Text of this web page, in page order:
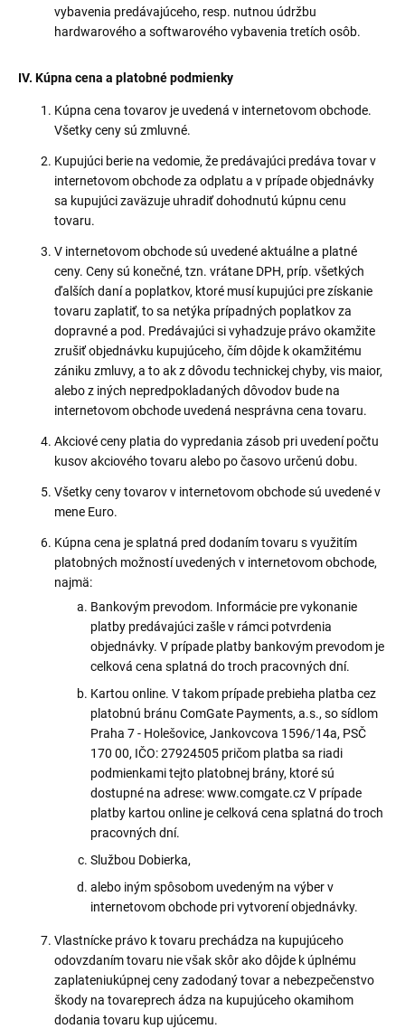
vybavenia predávajúceho, resp. nutnou údržbu
hardwarového a softwarového vybavenia tretích osôb.
IV. Kúpna cena a platobné podmienky
Kúpna cena tovarov je uvedená v internetovom obchode.
Všetky ceny sú zmluvné.
Kupujúci berie na vedomie, že predávajúci predáva tovar v
internetovom obchode za odplatu a v prípade objednávky
sa kupujúci zaväzuje uhradiť dohodnutú kúpnu cenu
tovaru.
V internetovom obchode sú uvedené aktuálne a platné
ceny. Ceny sú konečné, tzn. vrátane DPH, príp. všetkých
ďalších daní a poplatkov, ktoré musí kupujúci pre získanie
tovaru zaplatiť, to sa netýka prípadných poplatkov za
dopravné a pod. Predávajúci si vyhadzuje právo okamžite
zrušiť objednávku kupujúceho, čím dôjde k okamžitému
zániku zmluvy, a to ak z dôvodu technickej chyby, vis maior,
alebo z iných nepredpokladaných dôvodov bude na
internetovom obchode uvedená nesprávna cena tovaru.
Akciové ceny platia do vypredania zásob pri uvedení počtu
kusov akciového tovaru alebo po časovo určenú dobu.
Všetky ceny tovarov v internetovom obchode sú uvedené v
mene Euro.
Kúpna cena je splatná pred dodaním tovaru s využitím
platobných možností uvedených v internetovom obchode,
najmä:
Bankovým prevodom. Informácie pre vykonanie
platby predávajúci zašle v rámci potvrdenia
objednávky. V prípade platby bankovým prevodom je
celková cena splatná do troch pracovných dní.
Kartou online. V takom prípade prebieha platba cez
platobnú bránu ComGate Payments, a.s., so sídlom
Praha 7 - Holešovice, Jankovcova 1596/14a, PSČ
170 00, IČO: 27924505 pričom platba sa riadi
podmienkami tejto platobnej brány, ktoré sú
dostupné na adrese: www.comgate.cz V prípade
platby kartou online je celková cena splatná do troch
pracovných dní.
Službou Dobierka,
alebo iným spôsobom uvedeným na výber v
internetovom obchode pri vytvorení objednávky.
Vlastnícke právo k tovaru prechádza na kupujúceho
odovzdaním tovaru nie však skôr ako dôjde k úplnému
zaplateniukúpnej ceny zadodaný tovar a nebezpečenstvo
škody na tovareprech ádza na kupujúceho okamihom
dodania tovaru kup ujúcemu.